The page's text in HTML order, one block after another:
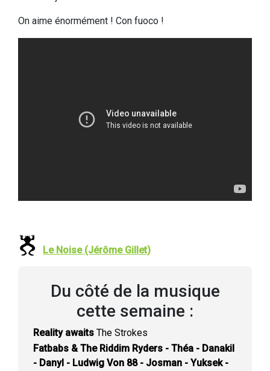
On aime énormément ! Con fuoco !
Le Noise (Jérôme Gillet)
Du côté de la musique
cette semaine :
Reality awaits The Strokes
Fatbabs & The Riddim Ryders - Théa - Danakil
- Danyl - Ludwig Von 88 - Josman - Yuksek -